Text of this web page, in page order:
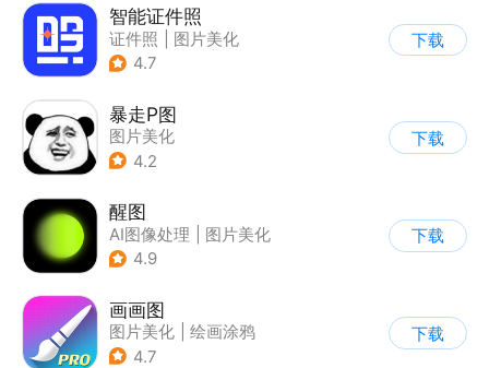
智能证件照
证件照
图片美化
| AI图像处理
4.7
下载
暴走P图
图片美化
4.2
下载
醒图
AI图像处理
图片美化
4.9
下载
画画图
图片美化
绘画涂鸦
4.7
下载